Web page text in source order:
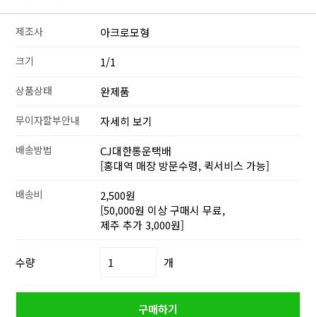
제조사 아크로모형
크기 1/1
상품상태 완제품
무이자할부안내 자세히 보기
배송방법
CJ대한통운택배
[홍대역 매장 방문수령, 퀵서비스 가능]
배송비
2,500원
[50,000원 이상 구매시 무료,
제주 추가 3,000원]
수량 개
구매하기